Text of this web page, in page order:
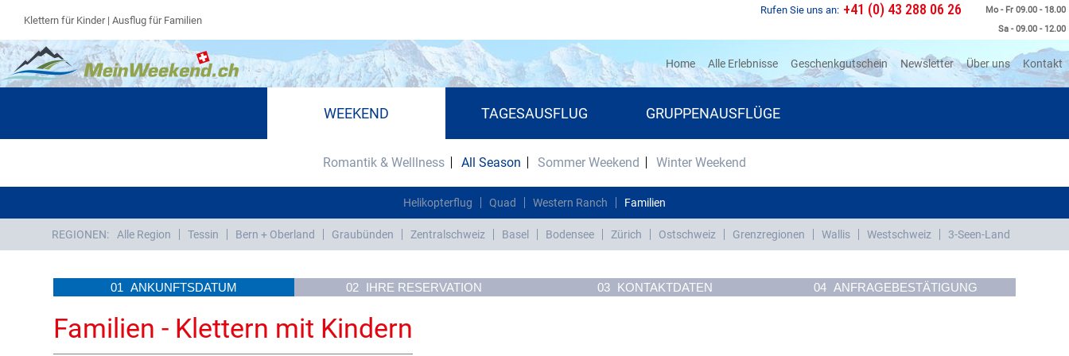
Klettern für Kinder | Ausflug für Familien
Mo - Fr 09.00 - 18.00
Sa - 09.00 - 12.00
Rufen Sie uns an: +41 (0) 43 288 06 26
Home(current)
Alle Erlebnisse Geschenkgutschein Newsletter Über uns Kontakt
WEEKEND TAGESAUSFLUG GRUPPENAUSFLÜGE
Romantik & Welllness All Season Sommer Weekend Winter Weekend
Helikopterflug Quad Western Ranch Familien
REGIONEN: Alle Region Tessin Bern + Oberland Graubünden Zentralschweiz Basel Bodensee Zürich Ostschweiz Grenzregionen Wallis Westschweiz 3-Seen-Land
01 ANKUNFTSDATUM 02 IHRE RESERVATION 03 KONTAKTDATEN 04 ANFRAGEBESTÄTIGUNG
Familien - Klettern mit Kindern